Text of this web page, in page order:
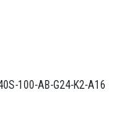
100-AB-G24-K2-A16